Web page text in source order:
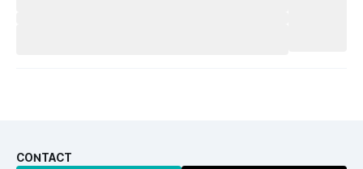
CONTACT